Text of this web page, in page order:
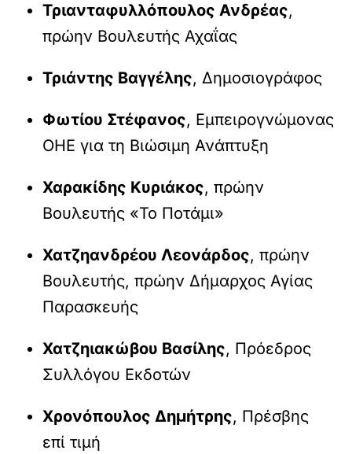
Τριανταφυλλόπουλος Ανδρέας,
πρώην Βουλευτής Αχαΐας
Τριάντης Βαγγέλης, Δημοσιογράφος
Φωτίου Στέφανος, Εμπειρογνώμονας
ΟΗΕ για τη Βιώσιμη Ανάπτυξη
Χαρακίδης Κυριάκος, πρώην
Βουλευτής «Το Ποτάμι»
Χατζηανδρέου Λεονάρδος, πρώην
Βουλευτής, πρώην Δήμαρχος Αγίας
Παρασκευής
Χατζηιακώβου Βασίλης, Πρόεδρος
Συλλόγου Εκδοτών
Χρονόπουλος Δημήτρης, Πρέσβης
επί τιμή